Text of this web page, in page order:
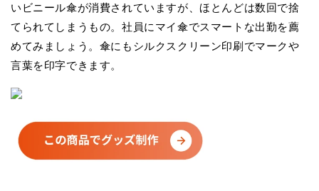
いビニール傘が消費されていますが、ほとんどは数回で捨
てられてしまうもの。社員にマイ傘でスマートな出勤を薦
めてみましょう。傘にもシルクスクリーン印刷でマークや
言葉を印字できます。